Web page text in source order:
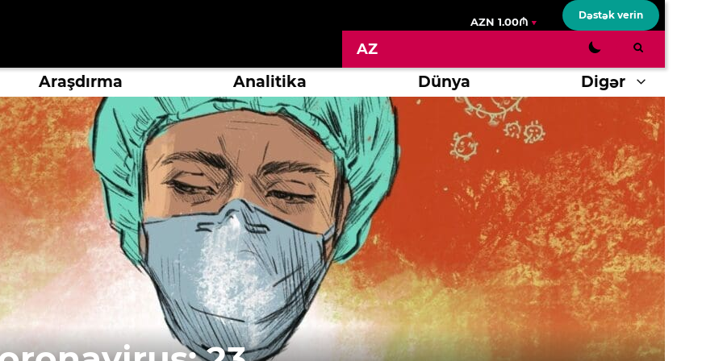
AZN 1.00₼
Dəstək verin
AZ
Araşdırma Analitika Dünya Digər